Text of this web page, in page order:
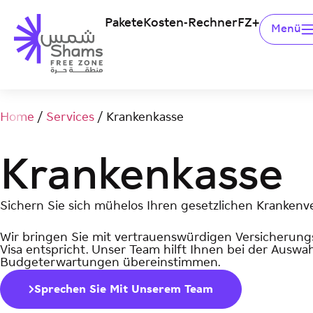
PaketeKosten-RechnerFZ+ Menü
Home / Services / Krankenkasse
Krankenkasse
Sichern Sie sich mühelos Ihren gesetzlichen
Wir bringen Sie mit vertrauenswürdigen
Visa entspricht. Unser Team hilft Ihnen bei der
Budgeterwartungen übereinstimmen.
Sprechen Sie Mit Unserem Team